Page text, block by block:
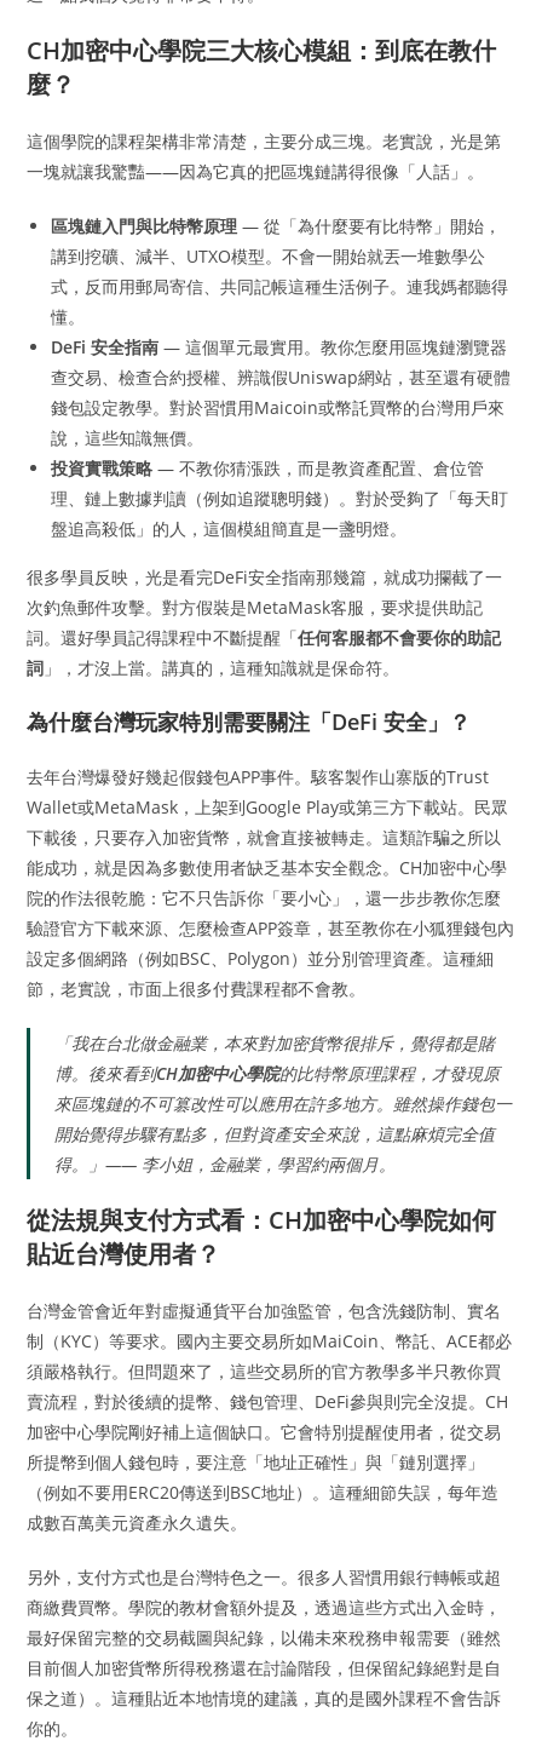
CH加密中心學院三大核心模組：到底在教什
麼？
這個學院的課程架構非常清楚，主要分成三塊。老實說，光是第
一塊就讓我驚豔——因為它真的把區塊鏈講得很像「人話」。
區塊鏈入門與比特幣原理 — 從「為什麼要有比特幣」開始，
講到挖礦、減半、UTXO模型。不會一開始就丟一堆數學公
式，反而用郵局寄信、共同記帳這種生活例子。連我媽都聽得
懂。
DeFi 安全指南 — 這個單元最實用。教你怎麼用區塊鏈瀏覽器
查交易、檢查合約授權、辨識假Uniswap網站，甚至還有硬體
錢包設定教學。對於習慣用Maicoin或幣託買幣的台灣用戶來
說，這些知識無價。
投資實戰策略 — 不教你猜漲跌，而是教資產配置、倉位管
理、鏈上數據判讀（例如追蹤聰明錢）。對於受夠了「每天盯
盤追高殺低」的人，這個模組簡直是一盞明燈。
很多學員反映，光是看完DeFi安全指南那幾篇，就成功攔截了一
次釣魚郵件攻擊。對方假裝是MetaMask客服，要求提供助記
詞。還好學員記得課程中不斷提醒「任何客服都不會要你的助記
詞 」，才沒上當。講真的，這種知識就是保命符。
為什麼台灣玩家特別需要關注「DeFi 安全」？
去年台灣爆發好幾起假錢包APP事件。駭客製作山寨版的Trust
Wallet或MetaMask，上架到Google Play或第三方下載站。民眾
下載後，只要存入加密貨幣，就會直接被轉走。這類詐騙之所以
能成功，就是因為多數使用者缺乏基本安全觀念。CH加密中心學
院的作法很乾脆：它不只告訴你「要小心」，還一步步教你怎麼
驗證官方下載來源、怎麼檢查APP簽章，甚至教你在小狐狸錢包內
設定多個網路（例如BSC、Polygon）並分別管理資產。這種細
節，老實說，市面上很多付費課程都不會教。
「我在台北做金融業，本來對加密貨幣很排斥，覺得都是賭
博。後來看到CH加密中心學院的比特幣原理課程，才發現原
來區塊鏈的不可篡改性可以應用在許多地方。雖然操作錢包一
開始覺得步驟有點多，但對資產安全來說，這點麻煩完全值
得。」—— 李小姐，金融業，學習約兩個月。
從法規與支付方式看：CH加密中心學院如何
貼近台灣使用者？
台灣金管會近年對虛擬通貨平台加強監管，包含洗錢防制、實名
制（KYC）等要求。國內主要交易所如MaiCoin、幣託、ACE都必
須嚴格執行。但問題來了，這些交易所的官方教學多半只教你買
賣流程，對於後續的提幣、錢包管理、DeFi參與則完全沒提。CH
加密中心學院剛好補上這個缺口。它會特別提醒使用者，從交易
所提幣到個人錢包時，要注意「地址正確性」與「鏈別選擇」
（例如不要用ERC20傳送到BSC地址）。這種細節失誤，每年造
成數百萬美元資產永久遺失。
另外，支付方式也是台灣特色之一。很多人習慣用銀行轉帳或超
商繳費買幣。學院的教材會額外提及，透過這些方式出入金時，
最好保留完整的交易截圖與紀錄，以備未來稅務申報需要（雖然
目前個人加密貨幣所得稅務還在討論階段，但保留紀錄絕對是自
保之道）。這種貼近本地情境的建議，真的是國外課程不會告訴
你的。